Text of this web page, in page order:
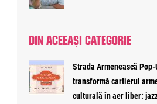
DIN ACEEAȘI CATEGORIE
Strada Armenească
transformă cartierul
culturală în aer liber: